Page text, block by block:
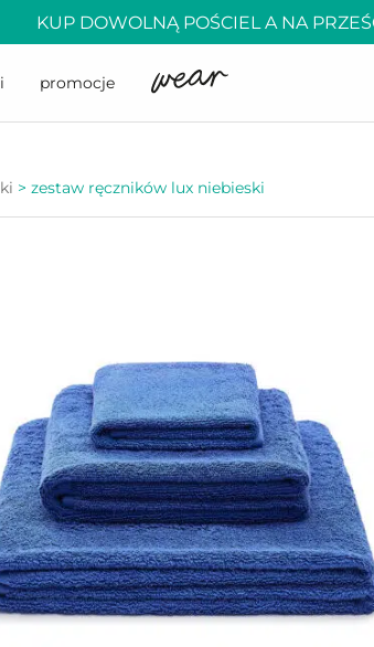
KUP DOWOLNĄ POŚCIEL A NA
promocje
>zestaw ręczników lux niebieski